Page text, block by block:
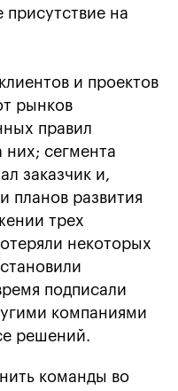
на
и проектов
рынков
правил
них; сегмента
заказчик и,
планов развития
трех
некоторых
подписали
компаниями
решений.
команды во